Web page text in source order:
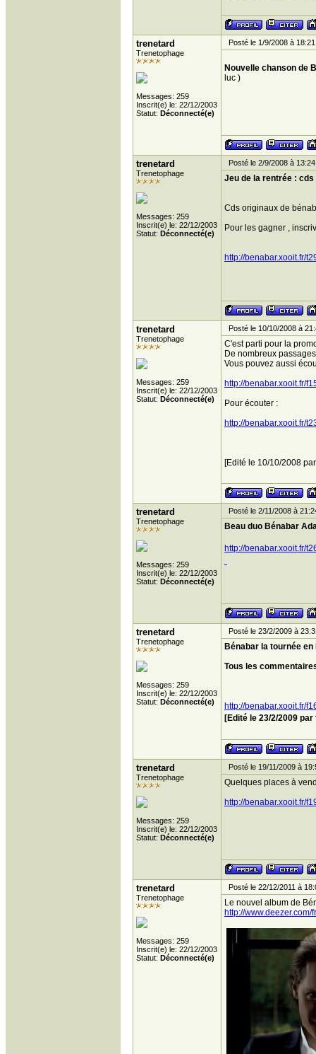
trenetard
Trenetophage
Messages: 259
Inscrit(e) le: 22/12/2003
Statut: Déconnecté(e)
Posté le 1/9/2008 à 18:21
Nouvelle chanson de
luc )
trenetard
Trenetophage
Messages: 259
Inscrit(e) le: 22/12/2003
Statut: Déconnecté(e)
Posté le 2/9/2008 à 13:24
Jeu de la rentrée :
Cds originaux de
Pour les gagner ,
http://benabar.xooit.fr/
trenetard
Trenetophage
Messages: 259
Inscrit(e) le: 22/12/2003
Statut: Déconnecté(e)
Posté le 10/10/2008 à
C'est parti pour la
De nombreux
Vous pouvez aussi
http://benabar.xooit.fr/
Pour écouter :
http://benabar.xooit.fr/
[Edité le 10/10/2008
trenetard
Trenetophage
Messages: 259
Inscrit(e) le: 22/12/2003
Statut: Déconnecté(e)
Posté le 2/11/2008 à
Beau duo Bénabar
http://benabar.xooit.fr/
trenetard
Trenetophage
Messages: 259
Inscrit(e) le: 22/12/2003
Statut: Déconnecté(e)
Posté le 23/2/2009 à
Bénabar la tournée en
Tous les
http://benabar.xooit.fr/
[Edité le 23/2/2009
trenetard
Trenetophage
Messages: 259
Inscrit(e) le: 22/12/2003
Statut: Déconnecté(e)
Posté le 19/11/2009 à
Quelques places à
http://benabar.xooit.fr/
trenetard
Trenetophage
Messages: 259
Inscrit(e) le: 22/12/2003
Statut: Déconnecté(e)
Posté le 22/12/2011 à
Le nouvel album de
http://